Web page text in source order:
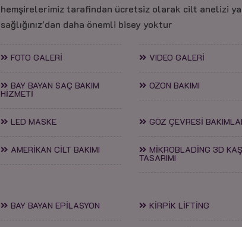
hemşirelerimiz tarafindan ücretsiz olarak cilt anelizi
sağlığınız'dan daha önemli bisey yoktur
FOTO GALERİ VIDEO GALERİ
BAY BAYAN SAÇ BAKIM
HİZMETİ
OZON BAKIMI
LED MASKE GÖZ ÇEVRESİ
AMERİKAN CİLT BAKIMI MİKROBLADİNG 3D KAŞ
TASARIMI
BAY BAYAN EPİLASYON KİRPİK LİFTİNG